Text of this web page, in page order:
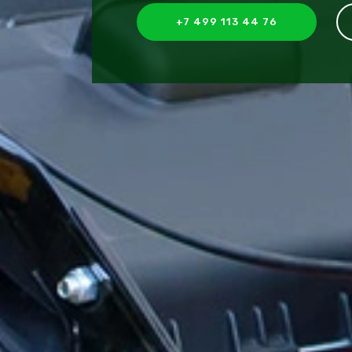
+7 499 113 44 76